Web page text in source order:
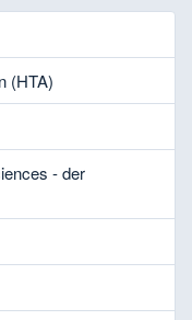
(HTA)
- der